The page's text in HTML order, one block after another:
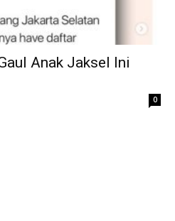
Anak Jaksel Ini
0